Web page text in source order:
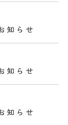
知らせ
知らせ
知らせ